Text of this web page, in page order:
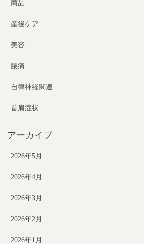
商品
産後ケア
美容
腰痛
自律神経関連
首肩症状
アーカイブ
2026年5月
2026年4月
2026年3月
2026年2月
2026年1月